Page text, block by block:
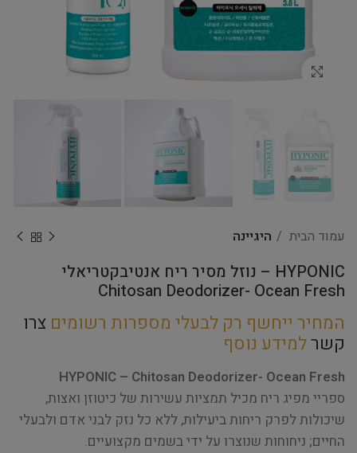
עמוד הבית היגיינה
HYPONIC – נוזל מסיר ריח אנטיבקטריאלי
Chitosan Deodorizer- Ocean Fresh
המחיר ייחשף רק לבעלי מספרות רשומים צרו
קשרלמידע נוסף
HYPONIC – Chitosan Deodorizer- Ocean Fresh
ספריי מפיג ריח מכיל תמציות עשירות של כיטוזן ואצות,
שיכולות לפרק ריחות ביעילות, ללא כל נזק לבני אדם ולבעלי
החיים; ניחוחות שנוצרו על ידי בשמים מקצועיים.